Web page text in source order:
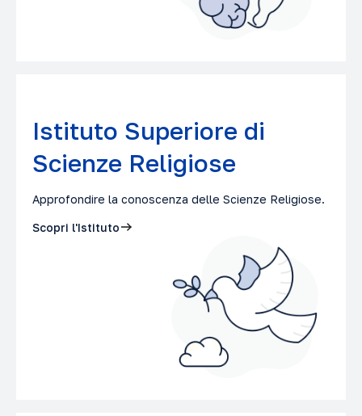
Istituto Superiore di
Scienze Religiose
Approfondire la conoscenza delle Scienze Religiose.
Scopri l'Istituto